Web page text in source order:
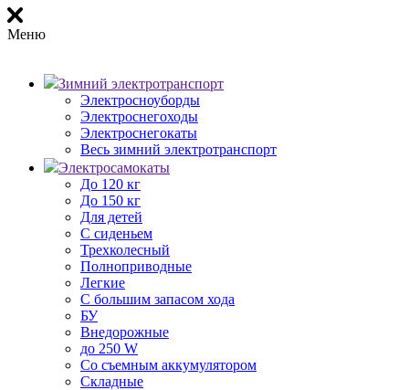
Меню
Зимний электротранспорт
Электросноуборды
Электроснегоходы
Электроснегокаты
Весь зимний электротранспорт
Электросамокаты
До 120 кг
До 150 кг
Для детей
С сиденьем
Трехколесный
Полноприводные
Легкие
С большим запасом хода
БУ
Внедорожные
до 250 W
Со съемным аккумулятором
Складные